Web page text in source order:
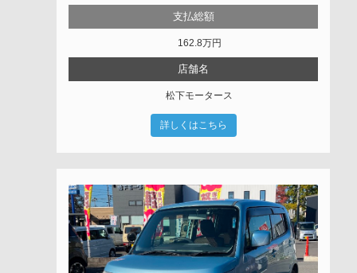
支払総額
162.8万円
店舗名
松下モータース
詳しくはこちら